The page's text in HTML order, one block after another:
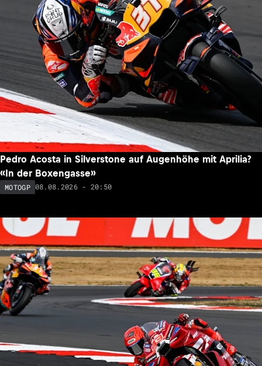
Pedro Acosta in Silverstone auf Augenhöhe mit Aprilia?
«In der Boxengasse»
MOTOGP 08.08.2026 - 20:50